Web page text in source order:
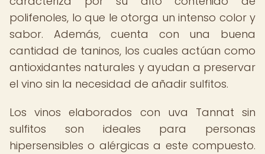
polifenoles, lo que le otorga un intenso color y
sabor. Además, cuenta con una buena
cantidad de taninos, los cuales actúan como
antioxidantes naturales y ayudan a preservar
el vino sin la necesidad de añadir sulfitos.
Los vinos elaborados con uva Tannat sin
sulfitos son ideales para personas
hipersensibles o alérgicas a este compuesto.